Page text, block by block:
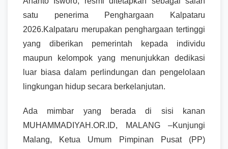
satu penerima Penghargaan Kalpataru
2026.Kalpataru merupakan penghargaan tertinggi
yang diberikan pemerintah kepada individu
maupun kelompok yang menunjukkan dedikasi
luar biasa dalam perlindungan dan pengelolaan
lingkungan hidup secara berkelanjutan.
Ada mimbar yang berada di sisi kanan
MUHAMMADIYAH.OR.ID, MALANG –Kunjungi
Malang, Ketua Umum Pimpinan Pusat (PP)